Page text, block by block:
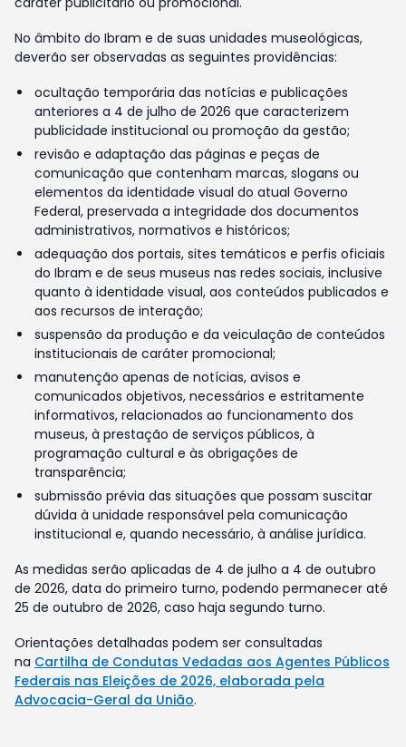
No âmbito do Ibram e de suas unidades museológicas,
deverão ser observadas as seguintes providências:
ocultação temporária das notícias e publicações
anteriores a 4 de julho de 2026 que caracterizem
publicidade institucional ou promoção da gestão;
revisão e adaptação das páginas e peças de
comunicação que contenham marcas, slogans ou
elementos da identidade visual do atual Governo
Federal, preservada a integridade dos documentos
administrativos, normativos e históricos;
adequação dos portais, sites temáticos e perfis oficiais
do Ibram e de seus museus nas redes sociais, inclusive
quanto à identidade visual, aos conteúdos publicados e
aos recursos de interação;
suspensão da produção e da veiculação de conteúdos
institucionais de caráter promocional;
manutenção apenas de notícias, avisos e
comunicados objetivos, necessários e estritamente
informativos, relacionados ao funcionamento dos
museus, à prestação de serviços públicos, à
programação cultural e às obrigações de
transparência;
submissão prévia das situações que possam suscitar
dúvida à unidade responsável pela comunicação
institucional e, quando necessário, à análise jurídica.
As medidas serão aplicadas de 4 de julho a 4 de outubro
de 2026, data do primeiro turno, podendo permanecer até
25 de outubro de 2026, caso haja segundo turno.
Orientações detalhadas podem ser consultadas
na Cartilha de Condutas Vedadas aos Agentes Públicos
Federais nas Eleições de 2026, elaborada pela
Advocacia-Geral da União.